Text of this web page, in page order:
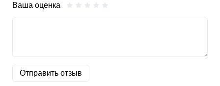
Ваша оценка
Отправить отзыв